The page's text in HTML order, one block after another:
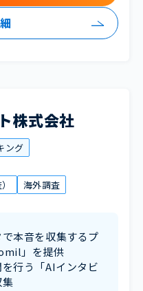
株式会社
ング
海外調査
本音を収集するプ
」を提供
行う「AIインタビ
集